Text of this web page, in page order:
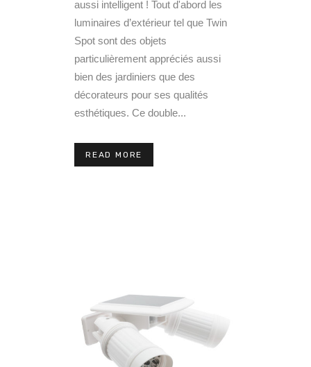
aussi intelligent ! Tout d'abord les
luminaires d’extérieur tel que Twin
Spot sont des objets
particulièrement appréciés aussi
bien des jardiniers que des
décorateurs pour ses qualités
esthétiques. Ce double...
READ MORE